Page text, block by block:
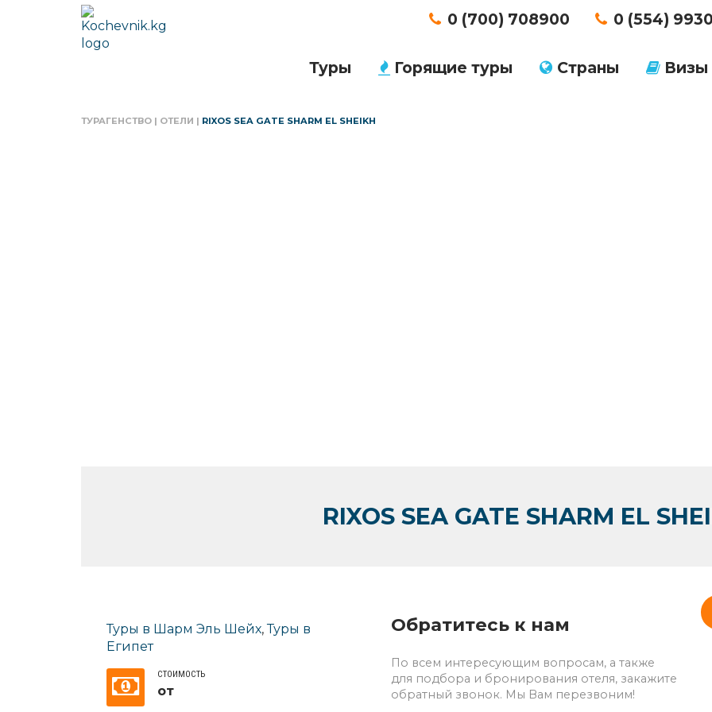
0 (700) 708900 0 (554)
Туры Горящие туры Страны Визы
ТУРАГЕНСТВО | ОТЕЛИ | RIXOS SEA GATE SHARM EL SHEIKH
RIXOS SEA GATE SHARM EL
Туры в Шарм Эль Шейх,Туры в
Египет
СТОИМОСТЬ
от
Обратитесь к нам
По всем интересующим вопросам, а также
для подбора и бронирования отеля, закажите
обратный звонок. Мы Вам перезвоним!